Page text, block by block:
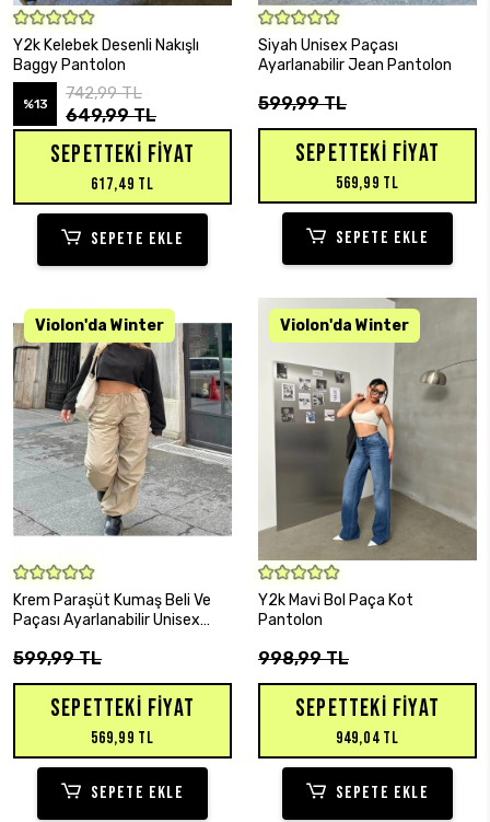
SEPETE EKLE
Y2k Kelebek Desenli Nakışlı
Baggy Pantolon
%13
742,99 TL
649,99 TL
SEPETTEKI FIYAT
617,49 TL
SEPETE EKLE
SEPETE EKLE
Siyah Unisex Paçası
Ayarlanabilir Jean Pantolon
599,99 TL
SEPETTEKI FIYAT
569,99 TL
SEPETE EKLE
SEPETE EKLE
Krem Paraşüt Kumaş Beli Ve
Paçası Ayarlanabilir Unisex
599,99 TL
SEPETTEKI FIYAT
569,99 TL
SEPETE EKLE
SEPETE EKLE
Y2k Mavi Bol Paça Kot
Pantolon
998,99 TL
SEPETTEKI FIYAT
949,04 TL
SEPETE EKLE